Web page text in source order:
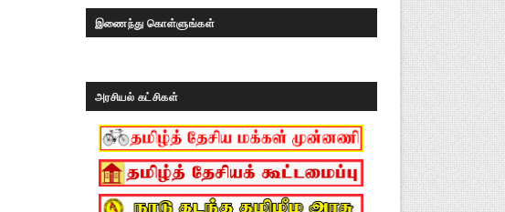
இணைந்து கொள்ளுங்கள்
அரசியல் கட்சிகள்